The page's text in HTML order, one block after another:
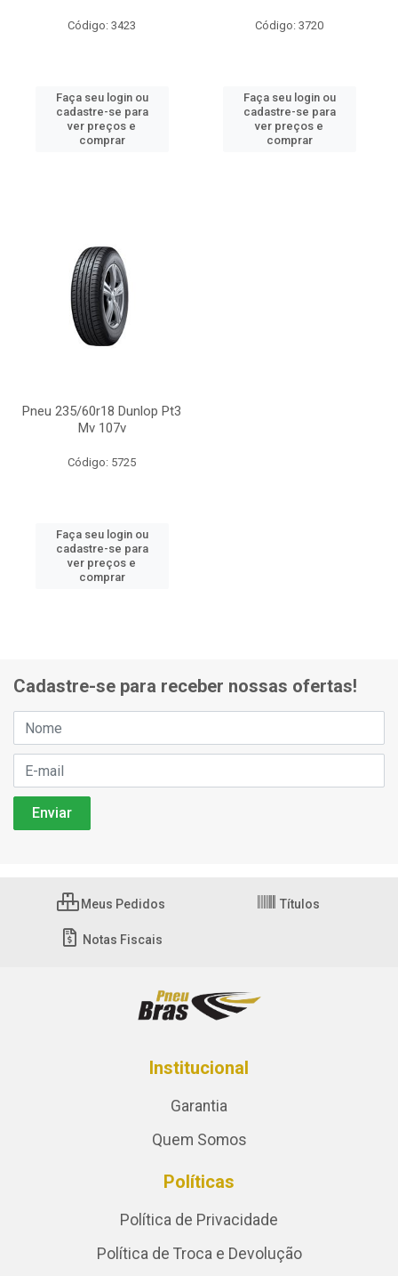
Código: 3423
Faça seu login ou
cadastre-se para
ver preços e
comprar
Código: 3720
Faça seu login ou
cadastre-se para
ver preços e
comprar
Pneu 235/60r18 Dunlop Pt3
Mv 107v
Código: 5725
Faça seu login ou
cadastre-se para
ver preços e
comprar
Cadastre-se para receber nossas ofertas!
Meus Pedidos Títulos
Notas Fiscais
Institucional
Garantia
Quem Somos
Políticas
Política de Privacidade
Política de Troca e Devolução